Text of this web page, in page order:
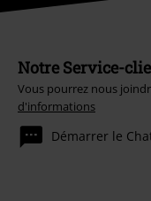
Notre Service-
Vous pourrez nous
d'informations
Démarrer le